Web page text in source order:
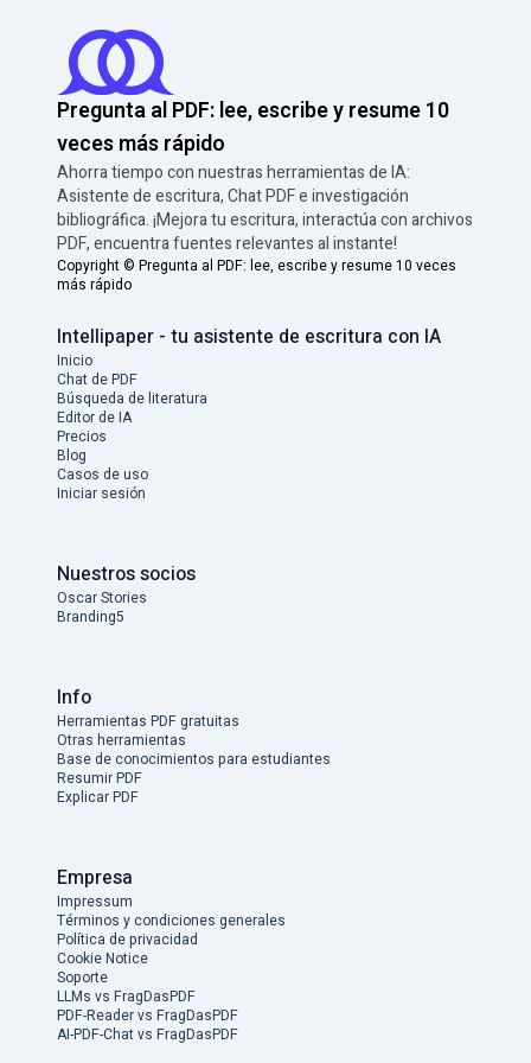
Pregunta al PDF: lee, escribe y resume 10
veces más rápido
Ahorra tiempo con nuestras herramientas de IA:
Asistente de escritura, Chat PDF e investigación
bibliográfica. ¡Mejora tu escritura, interactúa con archivos
PDF, encuentra fuentes relevantes al instante!
Copyright © Pregunta al PDF: lee, escribe y resume 10 veces
más rápido
Intellipaper - tu asistente de escritura con IA
Inicio
Chat de PDF
Búsqueda de literatura
Editor de IA
Precios
Blog
Casos de uso
Iniciar sesión
Nuestros socios
Oscar Stories
Branding5
Info
Herramientas PDF gratuitas
Otras herramientas
Base de conocimientos para estudiantes
Resumir PDF
Explicar PDF
Empresa
Impressum
Términos y condiciones generales
Política de privacidad
Cookie Notice
Soporte
LLMs vs FragDasPDF
PDF-Reader vs FragDasPDF
AI-PDF-Chat vs FragDasPDF